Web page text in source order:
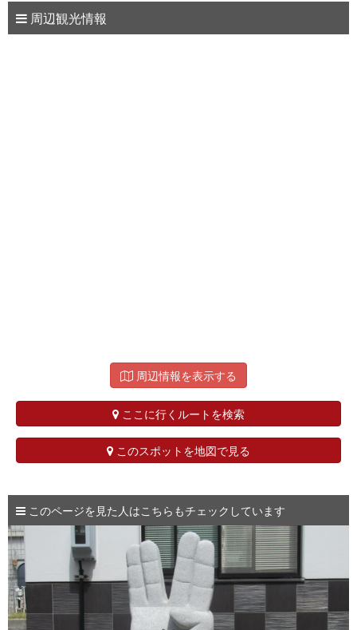
周辺観光情報
周辺情報を表示する
ここに行くルートを検索
このスポットを地図で見る
このページを見た人はこちらもチェックしています